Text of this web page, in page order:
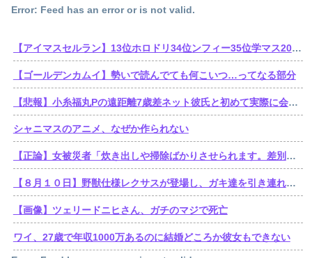
Error: Feed has an error or is not valid.
【アイマスセルラン】13位ホロドリ34位ンフィー35位学マス203位シャニソン403位アズールレーン404位ミリシタ517位デレステ
【ゴールデンカムイ】勢いで読んでても何こいつ…ってなる部分
【悲報】小糸福丸Pの遠距離7歳差ネット彼氏と初めて実際に会いに1泊2日東京へ→帰ってきて速攻お別れ報告
シャニマスのアニメ、なぜか作られない
【正論】女被災者「炊き出しや掃除ばかりさせられます。差別ですよね？」
【８月１０日】野獣仕様レクサスが登場し、ガキ達を引き連れてハーメルンの笛吹き状態となる （※動画あり）
【画像】ツェリードニヒさん、ガチのマジで死亡
ワイ、27歳で年収1000万あるのに結婚どころか彼女もできない